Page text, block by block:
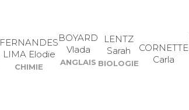
FERNANDES
LIMA Elodie
CHIMIE
BOYARD
Vlada
ANGLAIS
LENTZ
Sarah
BIOLOGIE
CORNETTE
Carla